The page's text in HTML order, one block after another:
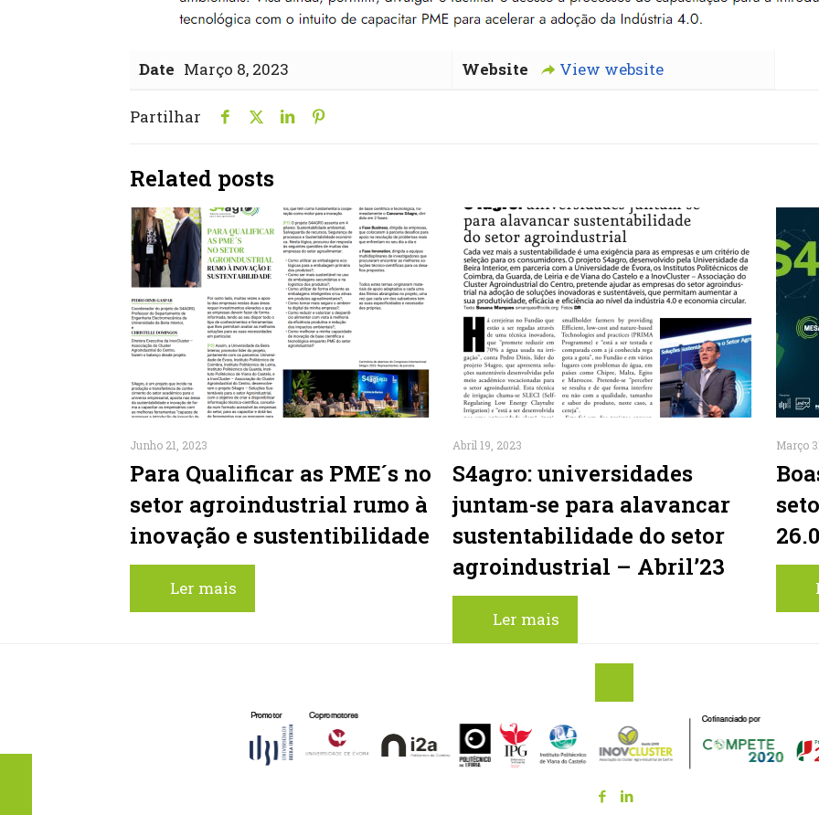
Date Março 8, 2023 Website View website
Partilhar
Related posts
Junho 21, 2023
Para Qualificar as PME´s no
setor agroindustrial rumo à
inovação e sustentibilidade
Ler mais
Abril 19, 2023
S4agro: universidades
juntam-se para alavancar
sustentabilidade do setor
agroindustrial – Abril’23
Ler mais
Março